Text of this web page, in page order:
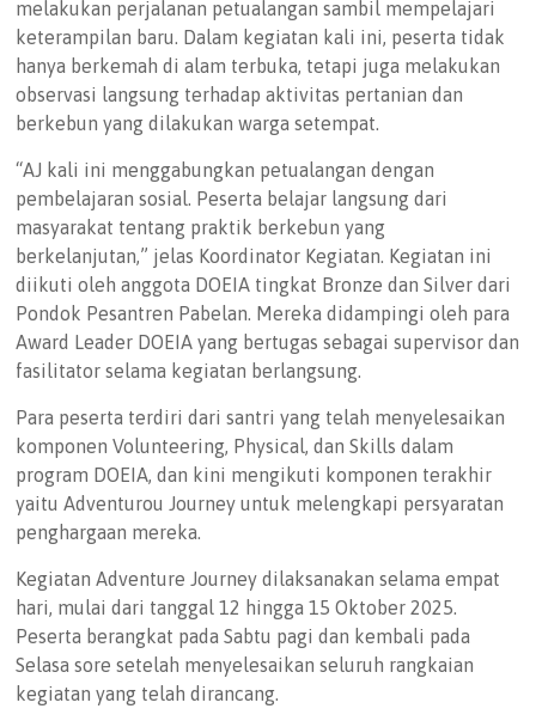
melakukan perjalanan petualangan sambil mempelajari
keterampilan baru. Dalam kegiatan kali ini, peserta tidak
hanya berkemah di alam terbuka, tetapi juga melakukan
observasi langsung terhadap aktivitas pertanian dan
berkebun yang dilakukan warga setempat.
“AJ kali ini menggabungkan petualangan dengan
pembelajaran sosial. Peserta belajar langsung dari
masyarakat tentang praktik berkebun yang
berkelanjutan,” jelas Koordinator Kegiatan. Kegiatan ini
diikuti oleh anggota DOEIA tingkat Bronze dan Silver dari
Pondok Pesantren Pabelan. Mereka didampingi oleh para
Award Leader DOEIA yang bertugas sebagai supervisor dan
fasilitator selama kegiatan berlangsung.
Para peserta terdiri dari santri yang telah menyelesaikan
komponen Volunteering, Physical, dan Skills dalam
program DOEIA, dan kini mengikuti komponen terakhir
yaitu Adventurou Journey untuk melengkapi persyaratan
penghargaan mereka.
Kegiatan Adventure Journey dilaksanakan selama empat
hari, mulai dari tanggal 12 hingga 15 Oktober 2025.
Peserta berangkat pada Sabtu pagi dan kembali pada
Selasa sore setelah menyelesaikan seluruh rangkaian
kegiatan yang telah dirancang.